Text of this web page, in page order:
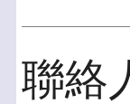
聯絡